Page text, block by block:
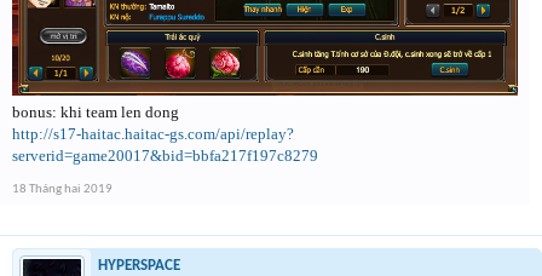
bonus: khi team len dong
http://s17-haitac.haitac-gs.com/api/replay?
serverid=game20017&bid=bbfa217f197c8279
18 Tháng hai 2019
HYPERSPACE